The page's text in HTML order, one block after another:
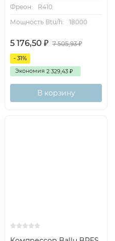
Фреон:
R410
Мощность Btu/h:
18000
5 176,50 ₽ 7 505,93₽
- 31%
Экономия 2 329,43 ₽
В корзину